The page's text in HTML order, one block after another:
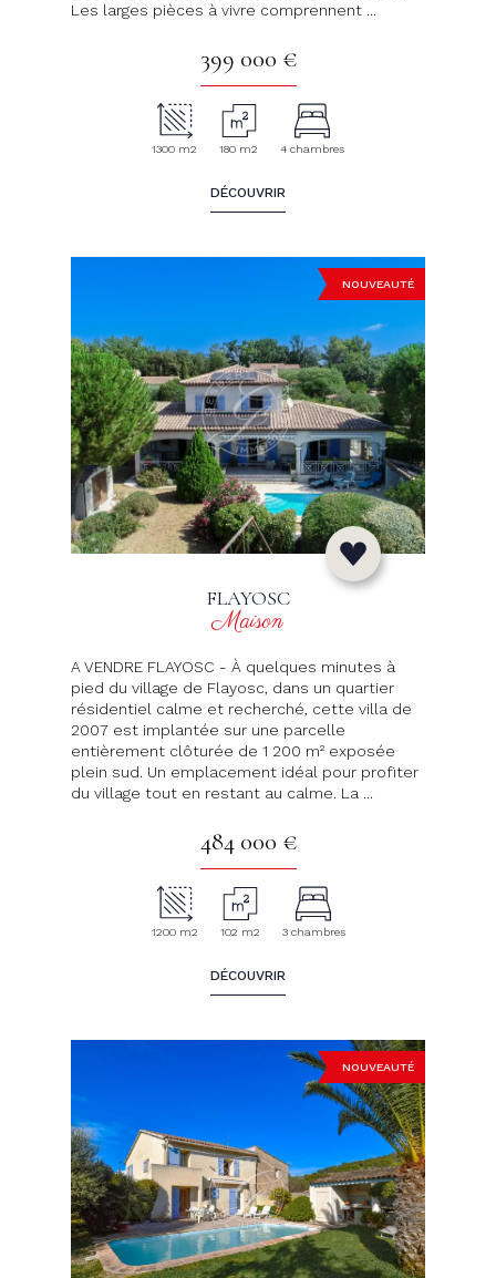
Les larges pièces à vivre comprennent ...
399 000 €
1300 m2 180 m2 4 chambres
DÉCOUVRIR
NOUVEAUTÉ
FLAYOSC
Maison
A VENDRE FLAYOSC - À quelques minutes à
pied du village de Flayosc, dans un quartier
résidentiel calme et recherché, cette villa de
2007 est implantée sur une parcelle
entièrement clôturée de 1 200 m² exposée
plein sud. Un emplacement idéal pour profiter
du village tout en restant au calme. La ...
484 000 €
1200 m2 102 m2 3 chambres
DÉCOUVRIR
NOUVEAUTÉ